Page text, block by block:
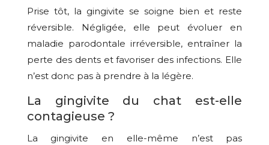
Prise tôt, la gingivite se soigne bien et reste
réversible. Négligée, elle peut évoluer en
maladie parodontale irréversible, entraîner la
perte des dents et favoriser des infections. Elle
n’est donc pas à prendre à la légère.
La gingivite du chat est-elle
contagieuse ?
La gingivite en elle-même n’est pas